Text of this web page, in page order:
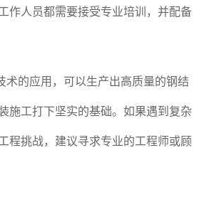
作人员都需要接受专业培训，并配备
术的应用，可以生产出高质量的钢结
施工打下坚实的基础。如果遇到复杂
程挑战，建议寻求专业的工程师或顾